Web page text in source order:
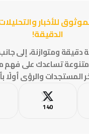
للأخبار والتحليلات
الدقيقة!
ومتوازنة، إلى
تساعدك على فهم ما
المستجدات والرؤى أولًا
140